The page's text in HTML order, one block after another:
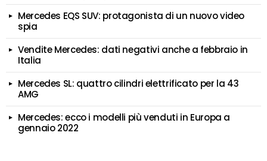
Mercedes EQS SUV: protagonista di un nuovo video
spia
Vendite Mercedes: dati negativi anche a febbraio in
Italia
Mercedes SL: quattro cilindri elettrificato per la 43
AMG
Mercedes: ecco i modelli più venduti in Europa a
gennaio 2022